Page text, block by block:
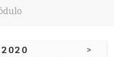
>